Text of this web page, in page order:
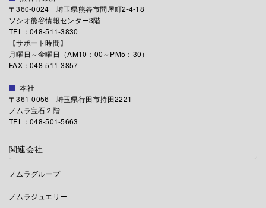
〒360-0024 埼玉県熊谷市問屋町2-4-18
ソシオ熊谷情報センター3階
TEL：048-511-3830
【サポート時間】
月曜日～金曜日（AM10：00～PM5：30）
FAX：048-511-3857
本社
〒361-0056 埼玉県行田市持田2221
ノムラ宝石２階
TEL：048-501-5663
関連会社
ノムラグループ
ノムラジュエリー